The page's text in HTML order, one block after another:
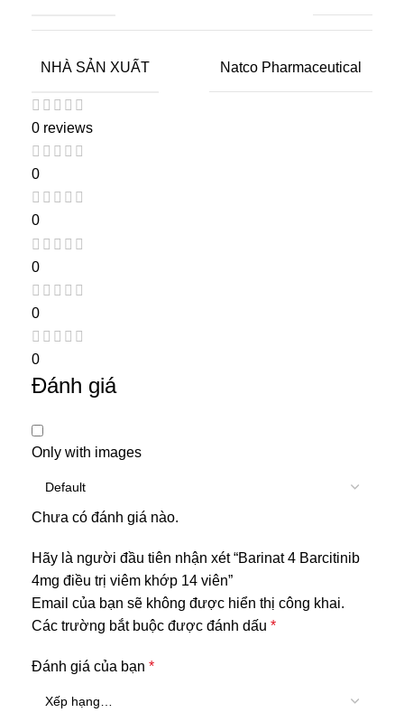
NHÀ SẢN XUẤT Natco Pharmaceutical
0 reviews
0
0
0
0
0
Đánh giá
Only with images
Chưa có đánh giá nào.
Hãy là người đầu tiên nhận xét “Barinat 4 Barcitinib
4mg điều trị viêm khớp 14 viên”
Email của bạn sẽ không được hiển thị công khai.
Các trường bắt buộc được đánh dấu *
Đánh giá của bạn *